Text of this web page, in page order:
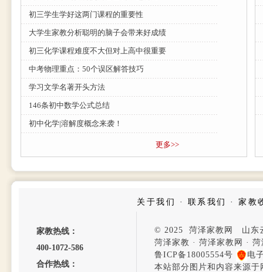
初三学生学好这两门课程的重要性
大学生家教分析聪明的脑子会带来好成绩
初三化学课程难度不大但对上高中很重要
中考物理重点：50个误区解答技巧
学习文学名著开头方法
146条初中数学公式总结
初中化学|溶解度概念来袭！
更多>>
关于我们 · 联系我们 ·家教
家教热线：
400-1072-586
合作热线：
© 2025 菏泽家教网 山东
菏泽家教 · 菏泽家教网 · 菏
鲁ICP备18005554号
电
本站部分图片和内容来源